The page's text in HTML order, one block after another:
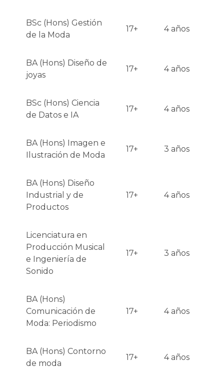
BSc (Hons) Gestión
de la Moda
17+ 4 años
BA (Hons) Diseño de
joyas
17+ 4 años
BSc (Hons) Ciencia
de Datos e IA
17+ 4 años
BA (Hons) Imagen e
Ilustración de Moda
17+ 3 años
BA (Hons) Diseño
Industrial y de
Productos
17+ 4 años
Licenciatura en
Producción Musical
e Ingeniería de
Sonido
17+ 3 años
BA (Hons)
Comunicación de
Moda: Periodismo
17+ 4 años
BA (Hons) Contorno
de moda
17+ 4 años